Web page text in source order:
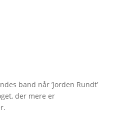
band når ’Jorden Rundt’
der mere er